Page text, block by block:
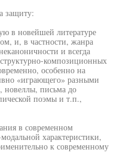
защиту:
в новейшей литературе
и, в частности, жанра
и всегда
композиционных
особенно на
«играющего» разными
письма до
поэмы и т.п.,
в современном
характеристики,
к современному